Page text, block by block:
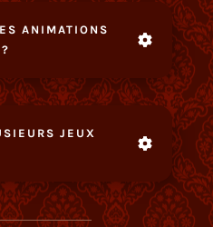
ANIMATIONS
JEUX